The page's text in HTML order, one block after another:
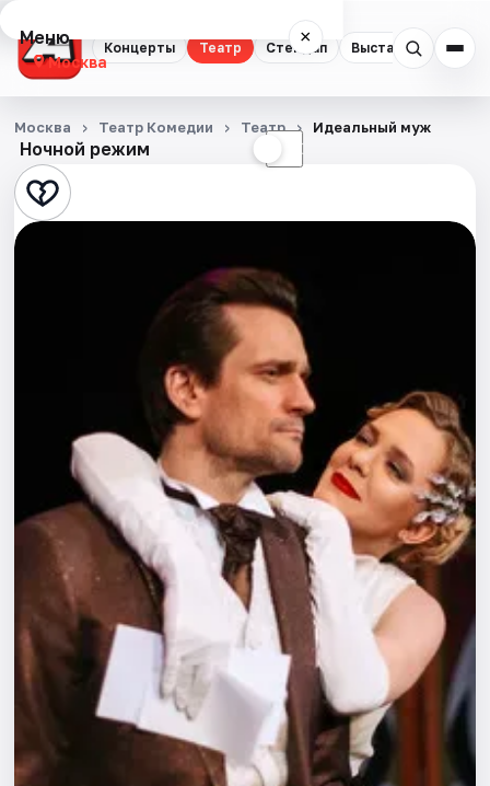
Концерты Театр Стендап Выставки
Меню ×
Москва
Концерты
Театр
Стендап
События
Города
Площадки
Артисты
Рейтинги
Ночной режим ☾
Москва Театр Комедии Театр Идеальный муж